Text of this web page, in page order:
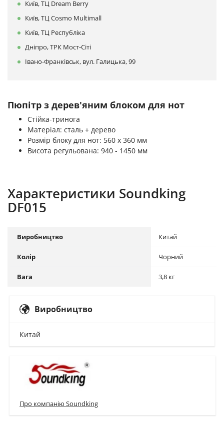
Київ, ТЦ Dream Berry
Київ, ТЦ Cosmo Multimall
Київ, ТЦ Республіка
Дніпро, ТРК Мост-Сіті
Івано-Франківськ, вул. Галицька, 99
Пюпітр з дерев'яним блоком для нот
Стійка-тринога
Матеріал: сталь + дерево
Розмір блоку для нот: 560 х 360 мм
Висота регульована: 940 - 1450 мм
Характеристики Soundking
DF015
Виробництво Китай
Колір Чорний
Вага 3,8 кг
Виробництво
Китай
Про компанію Soundking